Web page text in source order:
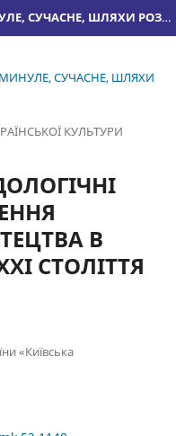
УКРАЇНСЬКА КУЛЬТУРА : МИНУЛЕ, СУЧАСНЕ, ШЛЯХИ РОЗВИТКУ
МИНУЛЕ, СУЧАСНЕ, ШЛЯХИ
КУЛЬТУРИ
В
СТОЛІТТЯ
«Київська